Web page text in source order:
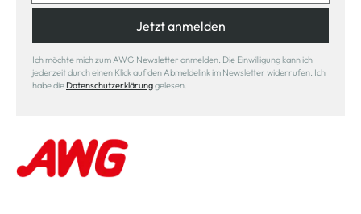
Jetzt anmelden
Ich möchte mich zum AWG Newsletter anmelden. Die Einwilligung kann ich
jederzeit durch einen Klick auf den Abmeldelink im Newsletter widerrufen. Ich
habe die Datenschutzerklärunggelesen.